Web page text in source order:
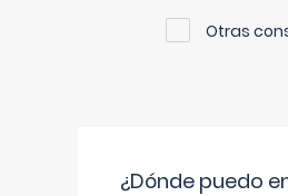
Otras
¿Dónde puedo